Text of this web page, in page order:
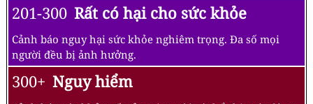
201-300 Rất có hại cho sức khỏe
Cảnh báo nguy hại sức khỏe nghiêm trọng. Đa số mọi
người đều bị ảnh hưởng.
300+ Nguy hiểm